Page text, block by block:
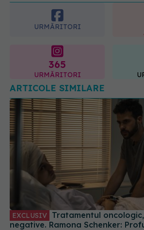
URMĂRITORI
365
URMĂRITORI
ARTICOLE SIMILARE
EXCLUSIV
negative. Ramona Schenker: